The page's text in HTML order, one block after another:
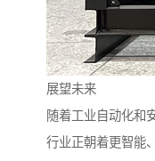
展望未来
随着工业自动化和
行业正朝着更智能